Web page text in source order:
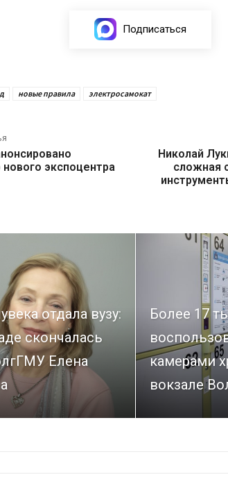
Подписаться
новые правила электросамокат
экспоцентра
Николай
сложная
отдала вузу:
скончалась
Елена
Более 17
камерами
вокзале